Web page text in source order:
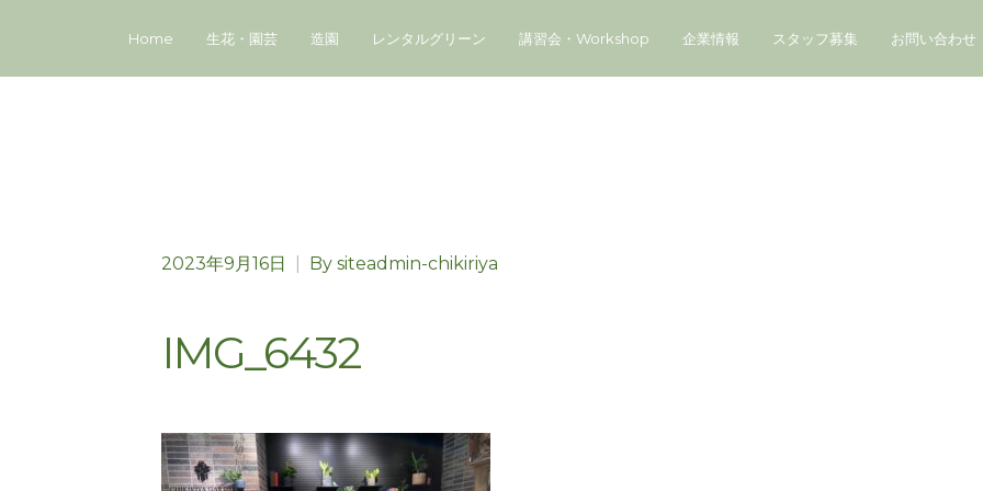
Home 生花・園芸 造園 レンタルグリーン 講習会・Workshop 企業情報 スタッフ募集 お問い合わせ
2023年9月16日 By siteadmin-chikiriya
IMG_6432